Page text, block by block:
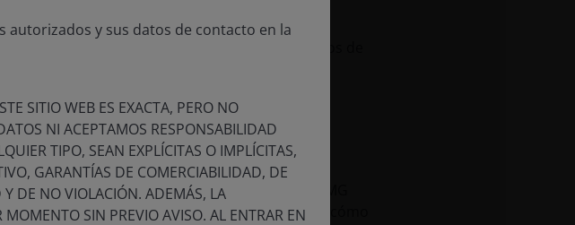
y ampliación de nuestros esfuerzos de
mejoras significativas en nuestras
como se destaca en el informe reciente de NMG
y Digital Rankings. Estos resultados muestran cómo
y sus datos de contacto en la
SITIO WEB ES EXACTA, PERO NO
NI ACEPTAMOS RESPONSABILIDAD
TIPO, SEAN EXPLÍCITAS O IMPLÍCITAS,
GARANTÍAS DE COMERCIABILIDAD, DE
DE NO VIOLACIÓN. ADEMÁS, LA
SIN PREVIO AVISO. AL ENTRAR EN